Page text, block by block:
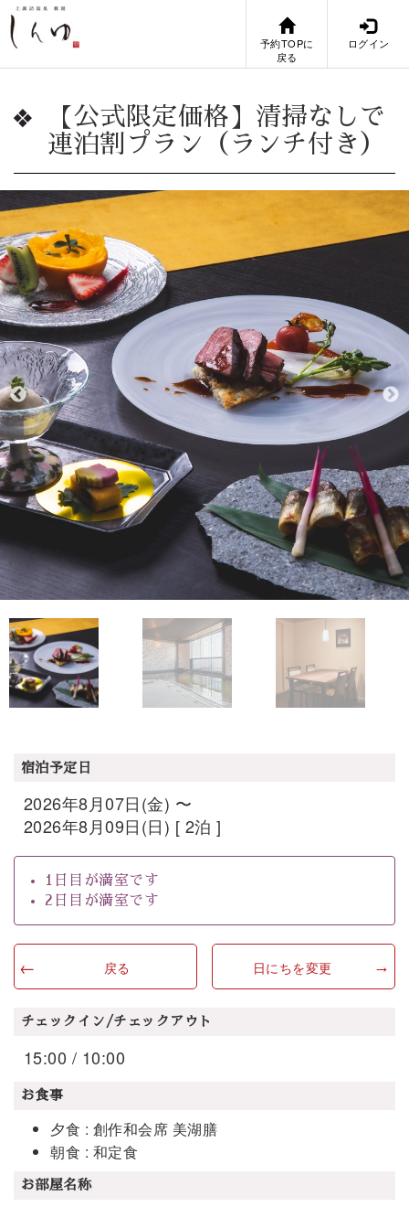
予約TOPに
戻る
ログイン
【公式限定価格】清掃なしで
連泊割プラン（ランチ付き）
宿泊予定日
2026年8月07日(金) 〜
2026年8月09日(日) [ 2泊 ]
1日目が満室です
2日目が満室です
戻る 日にちを変更
チェックイン/チェックアウト
15:00 / 10:00
お食事
夕食 : 創作和会席 美湖膳
朝食 : 和定食
お部屋名称